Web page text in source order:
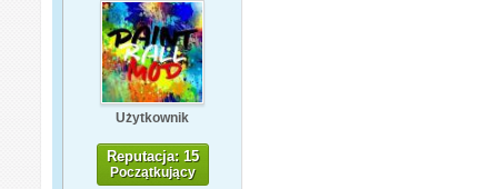
Użytkownik
Reputacja: 15
Początkujący